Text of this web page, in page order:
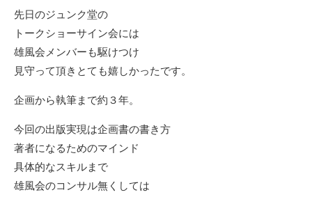
先日のジュンク堂の
トークショーサイン会には
雄風会メンバーも駆けつけ
見守って頂きとても嬉しかったです。
企画から執筆まで約３年。
今回の出版実現は企画書の書き方
著者になるためのマインド
具体的なスキルまで
雄風会のコンサル無くしては